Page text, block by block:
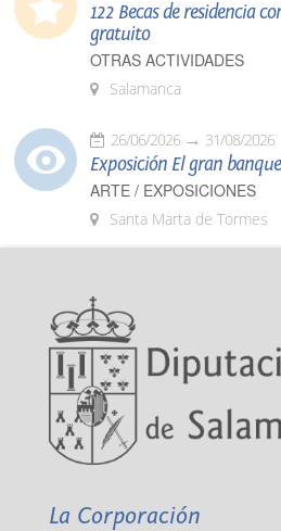
122 Becas de residencia
gratuito
OTRAS ACTIVIDADES
Salamanca
26/06/2026 31/08/2026
Exposición El gran
ARTE / EXPOSICIONES
Santa Marta de Tormes
La Corporación